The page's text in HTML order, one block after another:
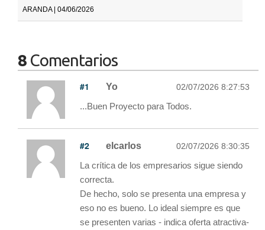
ARANDA | 04/06/2026
8 Comentarios
#1 Yo 02/07/2026 8:27:53
...Buen Proyecto para Todos.
#2 elcarlos 02/07/2026 8:30:35
La crítica de los empresarios sigue siendo
correcta.
De hecho, solo se presenta una empresa y
eso no es bueno. Lo ideal siempre es que
se presenten varias - indica oferta atractiva-